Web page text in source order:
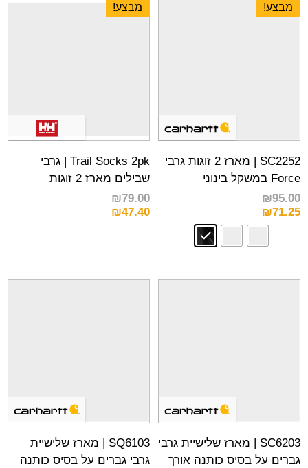
מבצע!
SC2252 | מארז 2 זוגות גרבי
Force במשקל בינוני
₪95.00
₪71.25
מבצע!
Trail Socks 2pk | גרבי
שבילים מארז 2 זוגות
₪79.00
₪47.40
SC6203 | מארז שלישיית גרבי
גברים על בסיס כותנה אורך
SQ6103 | מארז שלישיית
גרבי גברים על בסיס כותנה